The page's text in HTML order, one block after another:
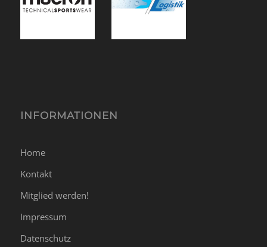
INFORMATIONEN
Home
Kontakt
Mitglied werden!
Impressum
Datenschutz